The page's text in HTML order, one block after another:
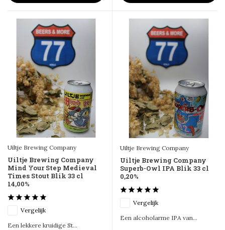
Uiltje Brewing Company
Uiltje Brewing Company
Mind Your Step Medieval
Times Stout Blik 33 cl
14,00%
Vergelijk
Een lekkere kruidige St...
Uiltje Brewing Company
Uiltje Brewing Company
Superb-Owl IPA Blik 33 cl
0,20%
Vergelijk
Een alcoholarme IPA van...